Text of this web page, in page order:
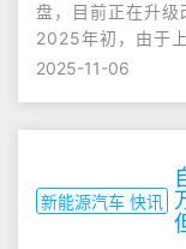
盘，目前正在升级
2025年初，由于
2025-11-06
新能源汽车 快讯